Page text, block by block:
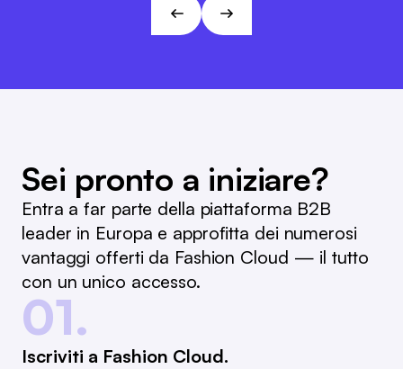
Sei pronto a iniziare?
Entra a far parte della piattaforma B2B
leader in Europa e approfitta dei numerosi
vantaggi offerti da Fashion Cloud — il tutto
con un unico accesso.
01.
Iscriviti a Fashion Cloud.